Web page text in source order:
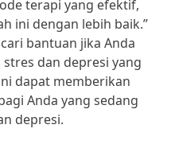
terapi yang efektif,
ini dengan lebih baik.”
bantuan jika Anda
dan depresi yang
dapat memberikan
Anda yang sedang
depresi.